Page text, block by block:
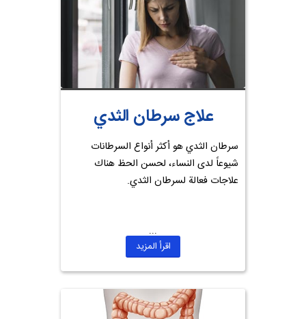
علاج سرطان الثدي
سرطان الثدي هو أكثر أنواع السرطانات
شيوعاً لدى النساء، لحسن الحظ هناك
علاجات فعالة لسرطان الثدي.
اقرأ المزيد